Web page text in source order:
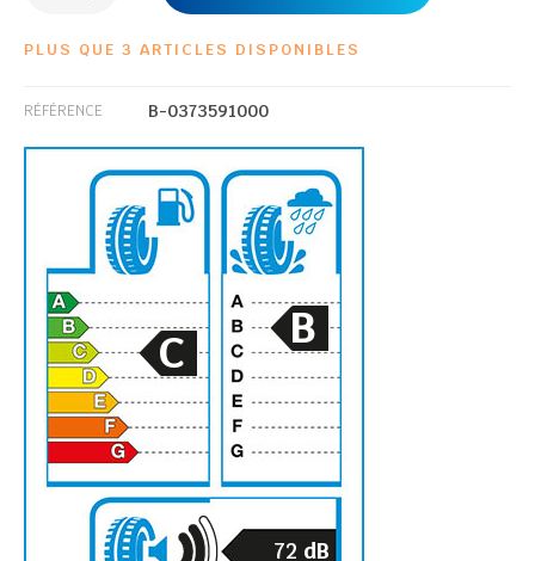
PLUS QUE 3 ARTICLES DISPONIBLES
RÉFÉRENCE B-0373591000
C B
72 dB